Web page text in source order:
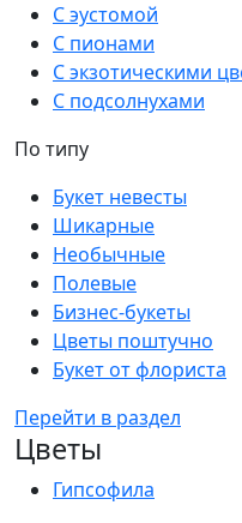
С эустомой
С пионами
С экзотическими
С подсолнухами
По типу
Букет невесты
Шикарные
Необычные
Полевые
Бизнес-букеты
Цветы поштучно
Букет от флориста
Перейти в раздел
Цветы
Гипсофила